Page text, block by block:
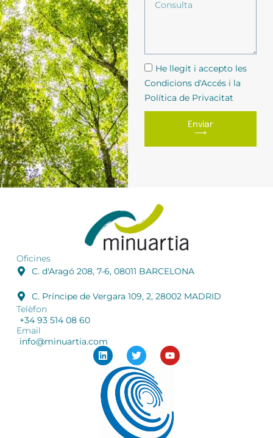
He llegit i accepto les
Condicions d'Accés i la
Política de Privacitat
Enviar
⟶
Oficines
C. d'Aragó 208, 7-6, 08011 BARCELONA
C. Príncipe de Vergara 109, 2, 28002 MADRID
Telèfon
+34 93 514 08 60
Email
info@minuartia.com